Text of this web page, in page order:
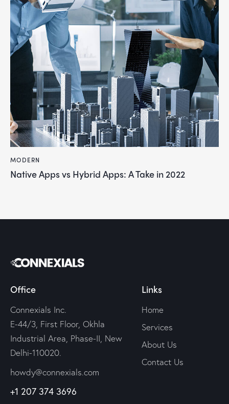
MODERN
Native Apps vs Hybrid Apps: A Take in 2022
Office
Connexials Inc.
E-44/3, First Floor, Okhla
Industrial Area, Phase-II, New
Delhi-110020.
howdy@connexials.com
+1 207 374 3696
Links
Home
Services
About Us
Contact Us